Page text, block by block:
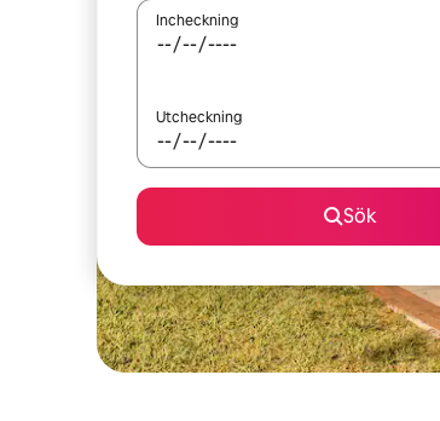
Incheckning
Utcheckning
Sök